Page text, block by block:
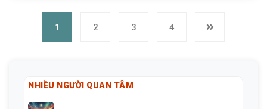
1 2 3 4
NHIỀU NGƯỜI QUAN TÂM